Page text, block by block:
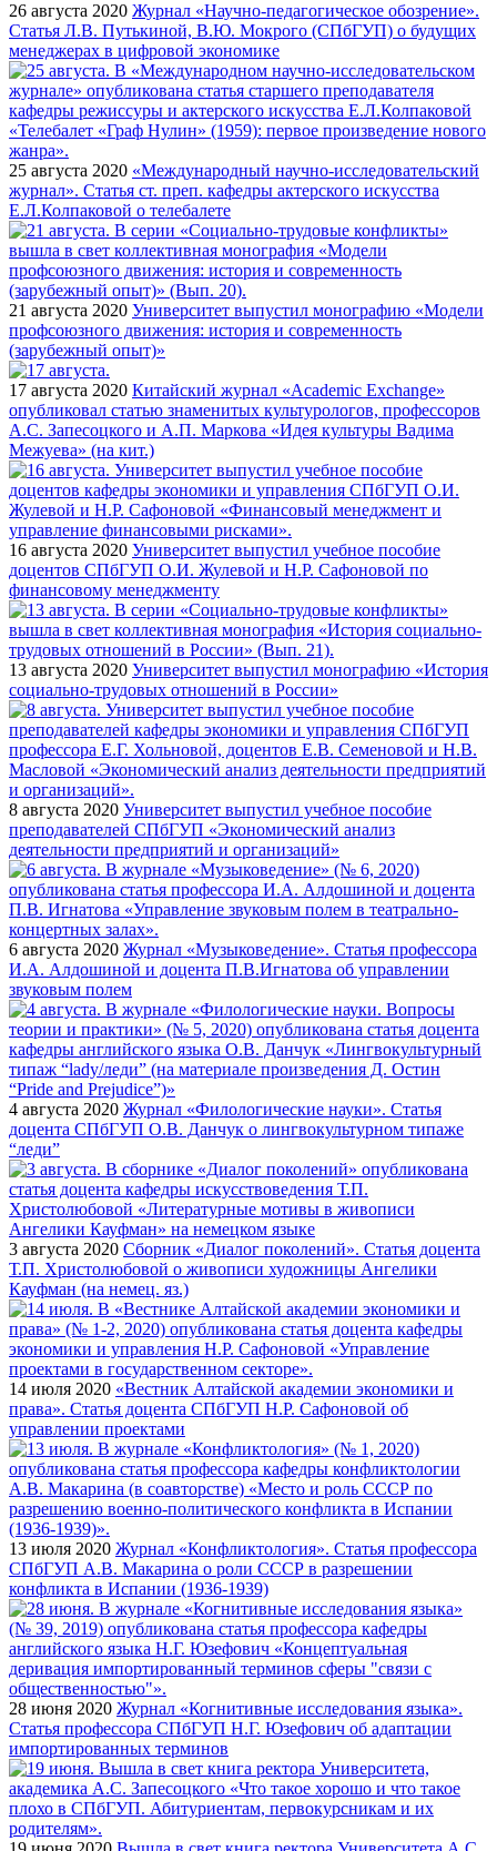
26 августа 2020 Журнал «Научно-педагогическое обозрение».
Статья Л.В. Путькиной, В.Ю. Мокрого (СПбГУП) о будущих
менеджерах в цифровой экономике
25 августа 2020 «Международный научно-исследовательский
журнал». Статья ст. преп. кафедры актерского искусства
Е.Л.Колпаковой о телебалете
21 августа 2020 Университет выпустил монографию «Модели
профсоюзного движения: история и современность
(зарубежный опыт)»
17 августа 2020 Китайский журнал «Academic Exchange»
опубликовал статью знаменитых культурологов, профессоров
А.С. Запесоцкого и А.П. Маркова «Идея культуры Вадима
Межуева» (на кит.)
16 августа 2020 Университет выпустил учебное пособие
доцентов СПбГУП О.И. Жулевой и Н.Р. Сафоновой по
финансовому менеджменту
13 августа 2020 Университет выпустил монографию «История
социально-трудовых отношений в России»
8 августа 2020 Университет выпустил учебное пособие
преподавателей СПбГУП «Экономический анализ
деятельности предприятий и организаций»
6 августа 2020 Журнал «Музыковедение». Статья профессора
И.А. Алдошиной и доцента П.В.Игнатова об управлении
звуковым полем
4 августа 2020 Журнал «Филологические науки». Статья
доцента СПбГУП О.В. Данчук о лингвокультурном типаже
“леди”
3 августа 2020 Сборник «Диалог поколений». Статья доцента
Т.П. Христолюбовой о живописи художницы Ангелики
Кауфман (на немец. яз.)
14 июля 2020 «Вестник Алтайской академии экономики и
права». Статья доцента СПбГУП Н.Р. Сафоновой об
управлении проектами
13 июля 2020 Журнал «Конфликтология». Статья профессора
СПбГУП А.В. Макарина о роли СССР в разрешении
конфликта в Испании (1936-1939)
28 июня 2020 Журнал «Когнитивные исследования языка».
Статья профессора СПбГУП Н.Г. Юзефович об адаптации
импортированных терминов